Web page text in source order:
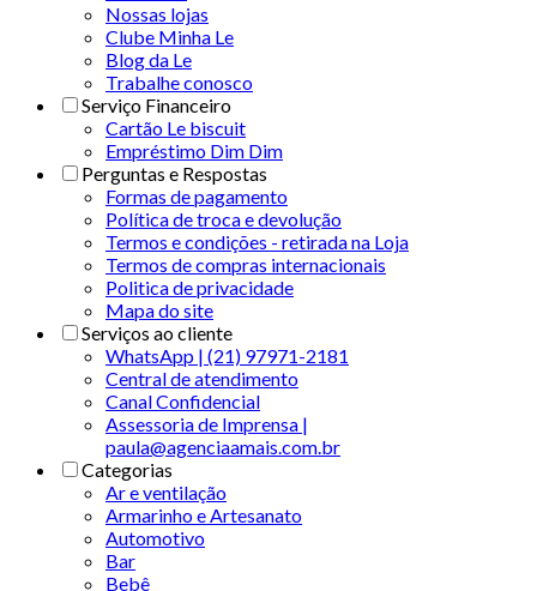
Nossas lojas
Clube Minha Le
Blog da Le
Trabalhe conosco
Serviço Financeiro
Cartão Le biscuit
Empréstimo Dim Dim
Perguntas e Respostas
Formas de pagamento
Política de troca e devolução
Termos e condições - retirada na Loja
Termos de compras internacionais
Politica de privacidade
Mapa do site
Serviços ao cliente
WhatsApp | (21) 97971-2181
Central de atendimento
Canal Confidencial
Assessoria de Imprensa |
paula@agenciaamais.com.br
Categorias
Ar e ventilação
Armarinho e Artesanato
Automotivo
Bar
Bebê